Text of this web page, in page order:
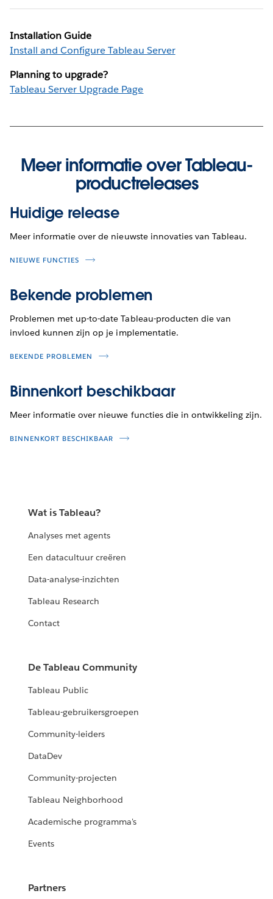
Installation Guide
Install and Configure Tableau Server
Planning to upgrade?
Tableau Server Upgrade Page
Meer informatie over Tableau-
productreleases
Huidige release
Meer informatie over de nieuwste innovaties van Tableau.
NIEUWE FUNCTIES
Bekende problemen
Problemen met up-to-date Tableau-producten die van
invloed kunnen zijn op je implementatie.
BEKENDE PROBLEMEN
Binnenkort beschikbaar
Meer informatie over nieuwe functies die in ontwikkeling zijn.
BINNENKORT BESCHIKBAAR
Wat is Tableau?
Analyses met agents
Een datacultuur creëren
Data-analyse-inzichten
Tableau Research
Contact
De Tableau Community
Tableau Public
Tableau-gebruikersgroepen
Community-leiders
DataDev
Community-projecten
Tableau Neighborhood
Academische programma's
Events
Partners